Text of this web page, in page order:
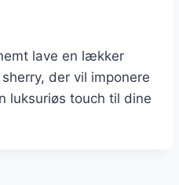
lave en lækker
der vil imponere
luksuriøs touch til dine